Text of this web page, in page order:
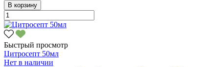
В корзину
Быстрый просмотр
Цитросепт 50мл
Нет в наличии